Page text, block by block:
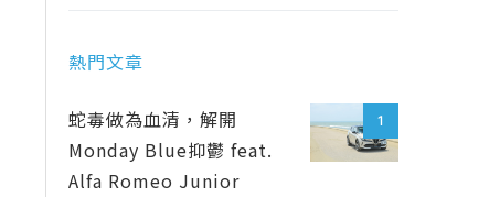
熱門文章
1
蛇毒做為血清，解開
Monday Blue抑鬱 feat.
Alfa Romeo Junior